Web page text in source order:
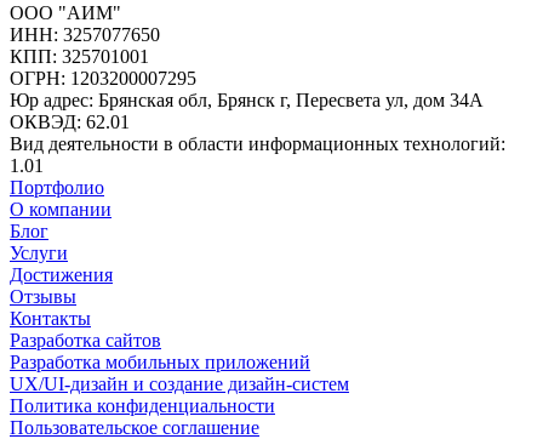
ООО "АИМ"
ИНН: 3257077650
КПП: 325701001
ОГРН: 1203200007295
Юр адрес: Брянская обл, Брянск г, Пересвета ул, дом 34А
ОКВЭД: 62.01
Вид деятельности в области информационных технологий:
1.01
Портфолио
О компании
Блог
Услуги
Достижения
Отзывы
Контакты
Разработка сайтов
Разработка мобильных приложений
UX/UI-дизайн и создание дизайн-систем
Политика конфиденциальности
Пользовательское соглашение